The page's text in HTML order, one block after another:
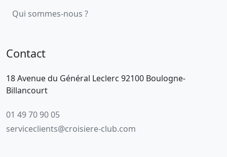
Qui sommes-nous ?
Contact
18 Avenue du Général Leclerc 92100 Boulogne-
Billancourt
01 49 70 90 05
serviceclients@croisiere-club.com